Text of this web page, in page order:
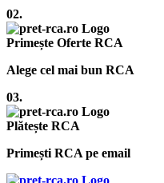
02.
Primește Oferte RCA
Alege cel mai bun RCA
03.
Plătește RCA
Primești RCA pe email